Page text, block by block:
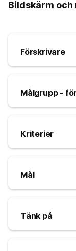
Bildskärm
Förskrivare
Målgrupp -
Kriterier
Mål
Tänk på